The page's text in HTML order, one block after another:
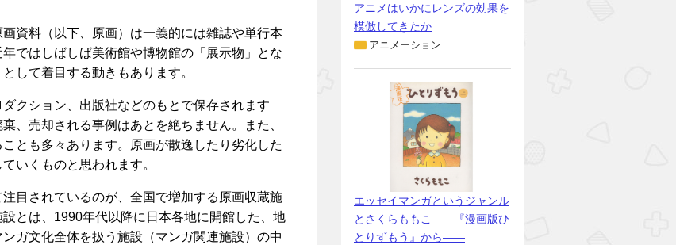
資料（以下、原画）は一義的には雑誌や単行本
ではしばしば美術館や博物館の「展示物」とな
して着目する動きもあります。
クション、出版社などのもとで保存されます
、売却される事例はあとを絶ちません。また、
とも多々あります。原画が散逸したり劣化した
いくものと思われます。
目されているのが、全国で増加する原画収蔵施
とは、1990年代以降に日本各地に開館した、地
ガ文化全体を扱う施設（マンガ関連施設）の中
アニメはいかにレンズの効果を
模倣してきたか
アニメーション
エッセイマンガというジャンル
とさくらももこ――『漫画版ひ
とりずもう』から――